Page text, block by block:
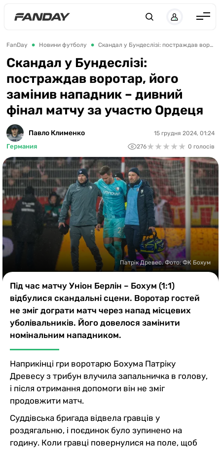
Англія
Іспанія
Німеччина
Італія
Франція
ЛЧ
ЛЕ
ЧЕ-2028
Букмекери
Казино
FanDay Новини футболу Скандал у Бундеслізі: постраждав воротар, його замінив нападник – дивний фінал матчу за участю Ордеця
Скандал у Бундеслізі:
постраждав воротар, його
замінив нападник – дивний
фінал матчу за участю Ордеця
Павло Клименко
Германия
15 грудня 2024, 01:24
276★★★★★
★★★★★ 0 голосів
Патрік Древес. Фото: ФК Бохум
Під час матчу Уніон Берлін – Бохум (1:1)
відбулися скандальні сцени. Воротар гостей
не зміг дограти матч через напад місцевих
уболівальників. Його довелося замінити
номінальним нападником.
Наприкінці гри воротарю Бохума Патріку
Древесу з трибун влучила запальничка в голову,
і після отримання допомоги він не зміг
продовжити матч.
Суддівська бригада відвела гравців у
роздягальню, і поєдинок було зупинено на
годину. Коли гравці повернулися на поле, щоб